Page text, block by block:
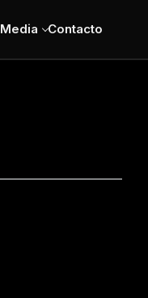
Media Contacto